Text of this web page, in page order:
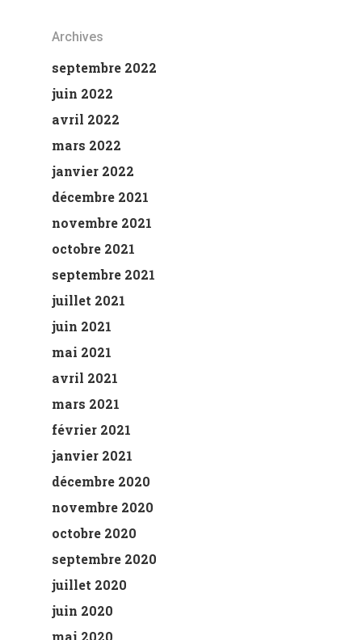
Archives
septembre 2022
juin 2022
avril 2022
mars 2022
janvier 2022
décembre 2021
novembre 2021
octobre 2021
septembre 2021
juillet 2021
juin 2021
mai 2021
avril 2021
mars 2021
février 2021
janvier 2021
décembre 2020
novembre 2020
octobre 2020
septembre 2020
juillet 2020
juin 2020
mai 2020